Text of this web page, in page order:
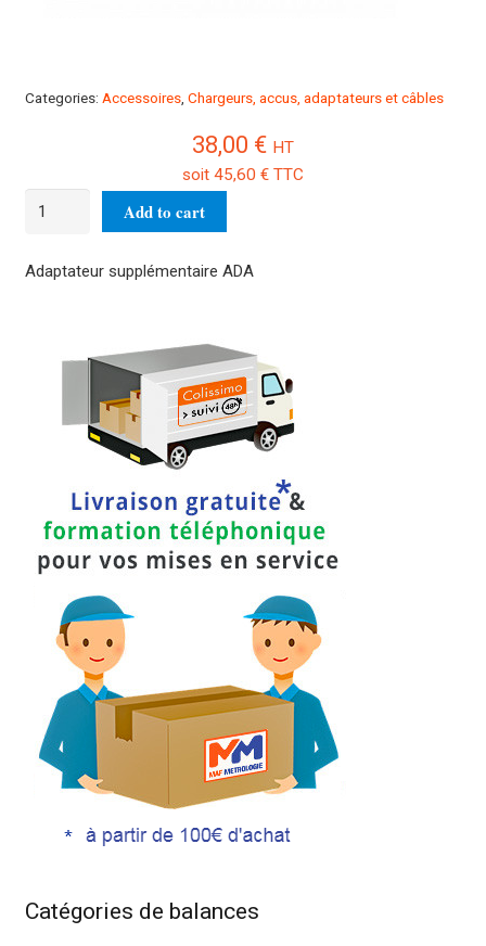
Categories: Accessoires, Chargeurs, accus, adaptateurs et câbles
38,00 € HT
soit 45,60 € TTC
Adaptateur
supplémentaire
quantity
Add to cart
Adaptateur supplémentaire ADA
Catégories de balances